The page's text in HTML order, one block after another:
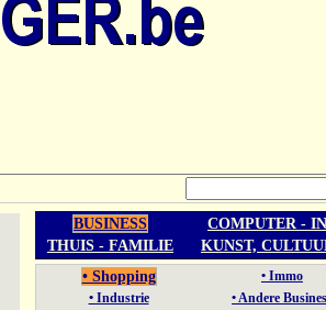
BUSINESS
COMPUTER -
THUIS - FAMILIE
KUNST,
• Shopping
• Immo
• Industrie
• Andere